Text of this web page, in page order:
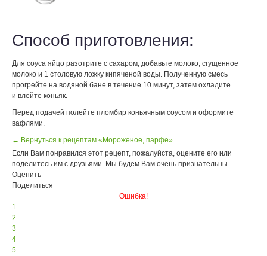
Способ приготовления:
Для соуса яйцо разотрите с сахаром, добавьте молоко, сгущенное
молоко и 1 столовую ложку кипяченой воды. Полученную смесь
прогрейте на водяной бане в течение 10 минут, затем охладите
и влейте коньяк.
Перед подачей полейте пломбир коньячным соусом и оформите
вафлями.
← Вернуться к рецептам «Мороженое, парфе»
Если Вам понравился этот рецепт, пожалуйста, оцените его или
поделитесь им с друзьями. Мы будем Вам очень признательны.
Оценить
Поделиться
Ошибка!
1
2
3
4
5